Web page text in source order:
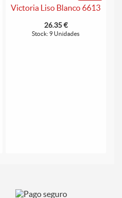
Victoria Liso Blanco 6613
26.35 €
Stock: 9 Unidades